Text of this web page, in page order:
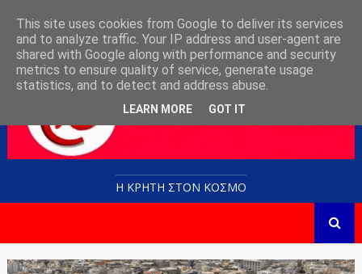
Η ΚΡΗΤΗ ΣΤΟN KOΣΜΟ
This site uses cookies from Google to deliver its services
and to analyze traffic. Your IP address and user-agent are
shared with Google along with performance and security
metrics to ensure quality of service, generate usage
statistics, and to detect and address abuse.
LEARN MORE GOT IT